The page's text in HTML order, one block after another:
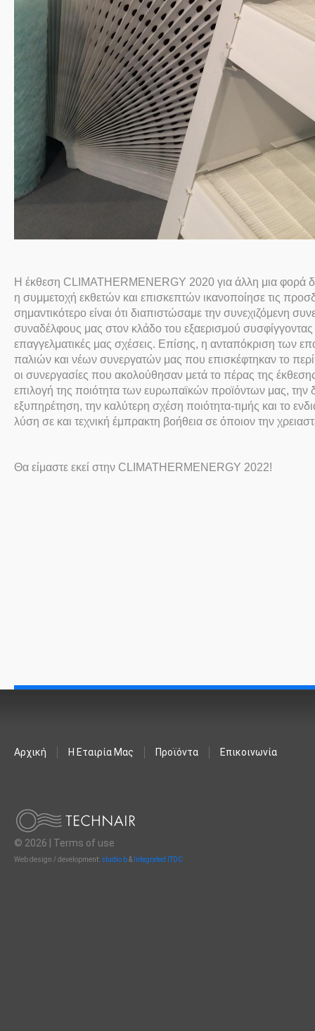
Η έκθεση CLIMATHERM ENERGY 2020 για άλλη μια φορά
η συμμετοχή εκθετών και επισκεπτών ικανοποίησε τις
σημαντικότερο είναι ότι διαπιστώσαμε την συνεχιζόμενη
συναδέλφους μας στον κλάδο του εξαερισμού συσφίγγοντας
επαγγελματικές μας σχέσεις. Επίσης, η ανταπόκριση των
παλιών και νέων συνεργατών μας που επισκέφτηκαν το
οι συνεργασίες που ακολούθησαν μετά το πέρας της
επιλογή της ποιότητα των ευρωπαϊκών προϊόντων μας, την
εξυπηρέτηση, την καλύτερη σχέση ποιότητα-τιμής και το
λύση σε και τεχνική έμπρακτη βοήθεια σε όποιον την
Θα είμαστε εκεί στην CLIMATHERM ENERGY 2022!
Αρχική Η Εταιρία Μας Προϊόντα Επικοινωνία
© 2026 | Terms of use
Web design / development: studio b& Integrated ITDC